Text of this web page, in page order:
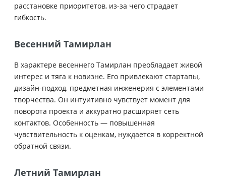
расстановке приоритетов, из-за чего страдает
гибкость.
Весенний Тамирлан
В характере весеннего Тамирлан преобладает живой
интерес и тяга к новизне. Его привлекают стартапы,
дизайн-подход, предметная инженерия с элементами
творчества. Он интуитивно чувствует момент для
поворота проекта и аккуратно расширяет сеть
контактов. Особенность — повышенная
чувствительность к оценкам, нуждается в корректной
обратной связи.
Летний Тамирлан